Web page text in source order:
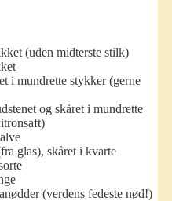
(uden midterste stilk)
i mundrette stykker (gerne
og skåret i mundrette
glas), skåret i kvarte
(verdens fedeste nød!)